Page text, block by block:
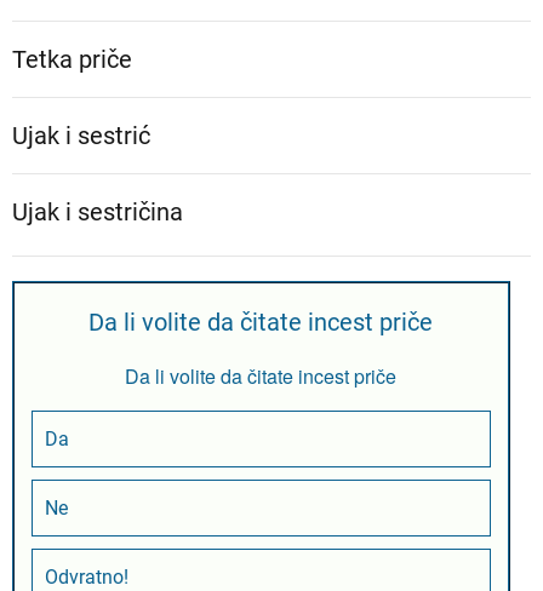
Tetka priče
Ujak i sestrić
Ujak i sestričina
Da li volite da čitate incest priče
Da li volite da čitate incest priče
Da
Ne
Odvratno!